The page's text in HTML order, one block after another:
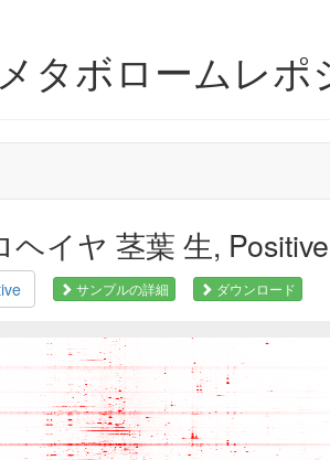
タボロームレポ
ヘイヤ 茎葉 生,
サンプルの詳細 ダウンロード